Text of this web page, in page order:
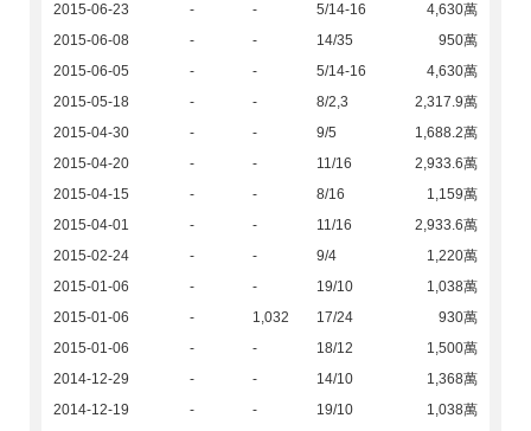
2015-06-23
- - 5/14-16
4,630萬
2015-06-08
- - 14/35
950萬
2015-06-05
- - 5/14-16
4,630萬
2015-05-18
- - 8/2,3
2,317.9萬
2015-04-30
- - 9/5
1,688.2萬
2015-04-20
- - 11/16
2,933.6萬
2015-04-15
- - 8/16
1,159萬
2015-04-01
- - 11/16
2,933.6萬
2015-02-24
- - 9/4
1,220萬
2015-01-06
- - 19/10
1,038萬
2015-01-06
- 1,032 17/24
930萬
2015-01-06
- - 18/12
1,500萬
2014-12-29
- - 14/10
1,368萬
2014-12-19
- - 19/10
1,038萬